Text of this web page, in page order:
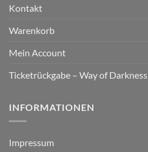
Kontakt
Warenkorb
Mein Account
Ticketrückgabe – Way of Darkness
INFORMATIONEN
Impressum